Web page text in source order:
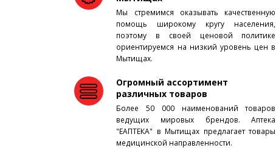
Мы стремимся оказывать качественную
помощь широкому кругу населения,
поэтому в своей ценовой политике
ориентируемся на низкий уровень цен в
Мытищах.
Огромный ассортимент
различных товаров
Более 50 000 наименований товаров
ведущих мировых брендов. Аптека
"ЕАПТЕКА" в Мытищах предлагает товары
медицинской направленности.